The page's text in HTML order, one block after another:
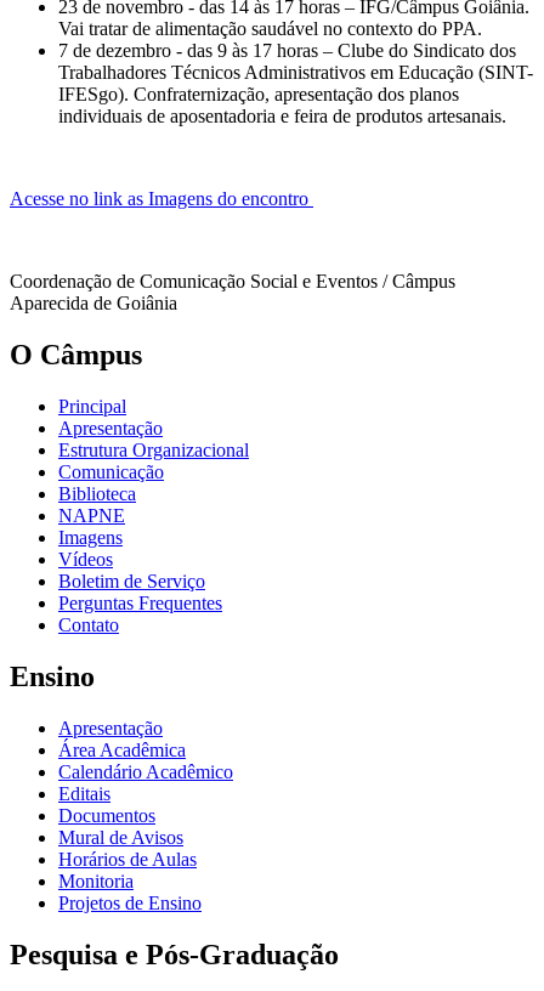
23 de novembro - das 14 às 17 horas – IFG/Câmpus Goiânia.
Vai tratar de alimentação saudável no contexto do PPA.
7 de dezembro - das 9 às 17 horas – Clube do Sindicato dos
Trabalhadores Técnicos Administrativos em Educação (SINT-
IFESgo). Confraternização, apresentação dos planos
individuais de aposentadoria e feira de produtos artesanais.
Acesse no link as Imagens do encontro
Coordenação de Comunicação Social e Eventos / Câmpus
Aparecida de Goiânia
O Câmpus
Principal
Apresentação
Estrutura Organizacional
Comunicação
Biblioteca
NAPNE
Imagens
Vídeos
Boletim de Serviço
Perguntas Frequentes
Contato
Ensino
Apresentação
Área Acadêmica
Calendário Acadêmico
Editais
Documentos
Mural de Avisos
Horários de Aulas
Monitoria
Projetos de Ensino
Pesquisa e Pós-Graduação